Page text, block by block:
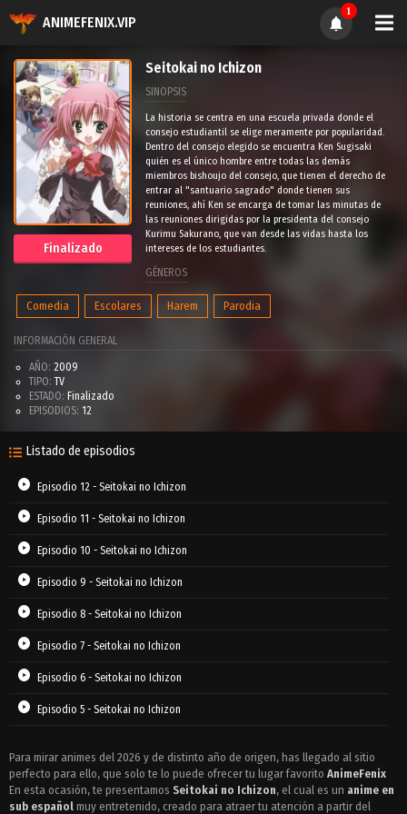
ANIMEFENIX.VIP
1
Finalizado
Seitokai no Ichizon
SINOPSIS
La historia se centra en una escuela privada donde el
consejo estudiantil se elige meramente por popularidad.
Dentro del consejo elegido se encuentra Ken Sugisaki
quién es el único hombre entre todas las demás
miembros bishoujo del consejo, que tienen el derecho de
entrar al "santuario sagrado" donde tienen sus
reuniones, ahí Ken se encarga de tomar las minutas de
las reuniones dirigidas por la presidenta del consejo
Kurimu Sakurano, que van desde las vidas hasta los
intereses de los estudiantes.
GÉNEROS
Comedia Escolares Harem Parodia
INFORMACIÓN GENERAL
AÑO: 2009
TIPO: TV
ESTADO: Finalizado
EPISODIOS: 12
Listado de episodios
Episodio 12 - Seitokai no Ichizon
Episodio 11 - Seitokai no Ichizon
Episodio 10 - Seitokai no Ichizon
Episodio 9 - Seitokai no Ichizon
Episodio 8 - Seitokai no Ichizon
Episodio 7 - Seitokai no Ichizon
Episodio 6 - Seitokai no Ichizon
Episodio 5 - Seitokai no Ichizon
Episodio 3 - Seitokai no Ichizon
Episodio 2 - Seitokai no Ichizon
Para mirar animes del 2026 y de distinto año de origen, has llegado al sitio
perfecto para ello, que solo te lo puede ofrecer tu lugar favorito AnimeFenix
En esta ocasión, te presentamos Seitokai no Ichizon, el cual es un anime en
sub español muy entretenido, creado para atraer tu atención a partir del